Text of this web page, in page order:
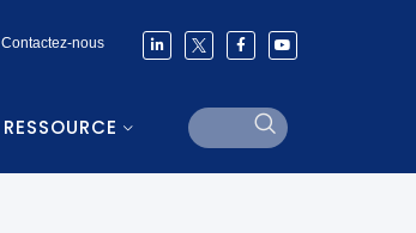
Contactez-nous
RESSOURCE